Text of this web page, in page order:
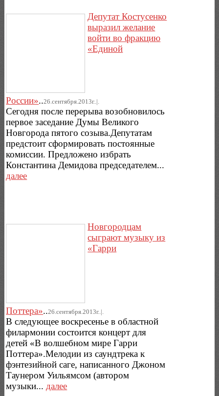
Депутат Костусенко
выразил желание
войти во фракцию
«Единой
России»..26.сентября.2013г..|.
Сегодня после перерыва возобновилось
первое заседание Думы Великого
Новгорода пятого созыва.Депутатам
предстоит сформировать постоянные
комиссии. Предложено избрать
Константина Демидова председателем...
далее
Новгородцам
сыграют музыку из
«Гарри
Поттера»..26.сентября.2013г..|.
В следующее воскресенье в областной
филармонии состоится концерт для
детей «В волшебном мире Гарри
Поттера».Мелодии из саундтрека к
фэнтезийной саге, написанного Джоном
Таунером Уильямсом (автором
музыки... далее